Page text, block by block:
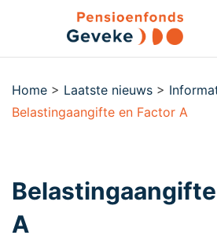
Home > Laatste nieuws >
Belastingaangifte en Factor A
A